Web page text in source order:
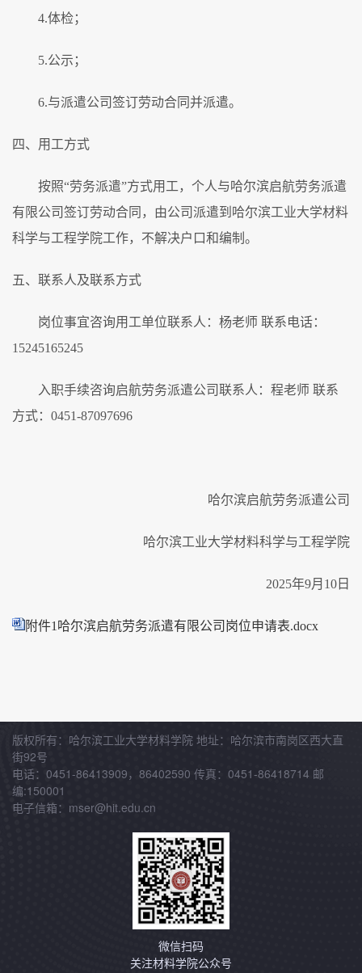
4.体检；
5.公示；
6.与派遣公司签订劳动合同并派遣。
四、用工方式
按照“劳务派遣”方式用工，个人与哈尔滨启航劳务派遣
有限公司签订劳动合同，由公司派遣到哈尔滨工业大学材料
科学与工程学院工作，不解决户口和编制。
五、联系人及联系方式
岗位事宜咨询用工单位联系人：杨老师 联系电话：
15245165245
入职手续咨询启航劳务派遣公司联系人：程老师 联系
方式：0451-87097696
哈尔滨启航劳务派遣公司
哈尔滨工业大学材料科学与工程学院
2025年9月10日
附件1哈尔滨启航劳务派遣有限公司岗位申请表.docx
版权所有：哈尔滨工业大学材料学院 地址：哈尔滨市南岗区西大直
街92号
电话：0451-86413909，86402590 传真：0451-86418714 邮
编:150001
电子信箱：mser@hit.edu.cn
微信扫码
关注材料学院公众号